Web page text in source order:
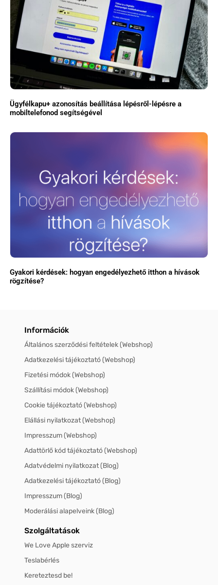
Ügyfélkapu+ azonosítás beállítása lépésről-lépésre a
mobiltelefonod segítségével
Gyakori kérdések: hogyan engedélyezhető itthon a hívások
rögzítése?
Információk
Általános szerződési feltételek (Webshop)
Adatkezelési tájékoztató (Webshop)
Fizetési módok (Webshop)
Szállítási módok (Webshop)
Cookie tájékoztató (Webshop)
Elállási nyilatkozat (Webshop)
Impresszum (Webshop)
Adattörlő kód tájékoztató (Webshop)
Adatvédelmi nyilatkozat (Blog)
Adatkezelési tájékoztató (Blog)
Impresszum (Blog)
Moderálási alapelveink (Blog)
Szolgáltatások
We Love Apple szerviz
Teslabérlés
Kereteztesd be!